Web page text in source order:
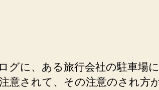
グに、ある旅行会社の駐車場
意されて、その注意のされ方